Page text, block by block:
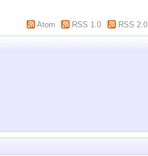
Atom RSS 1.0 RSS 2.0